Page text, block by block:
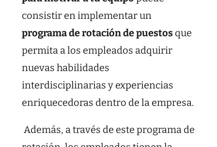
consistir en implementar un
programa de rotación de puestosque
permita a los empleados adquirir
nuevas habilidades
interdisciplinarias y experiencias
enriquecedoras dentro de la empresa.
Además, a través de este programa de